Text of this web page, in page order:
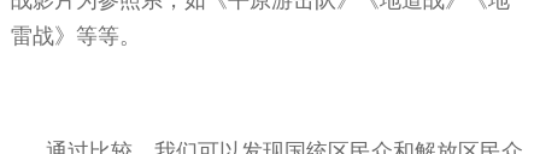
雷战》等等。